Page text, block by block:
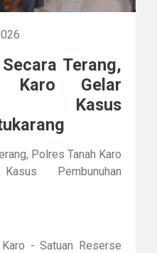
Terang,
Karo Gelar
Kasus
Polres Tanah Karo
Pembunuhan
- Satuan Reserse